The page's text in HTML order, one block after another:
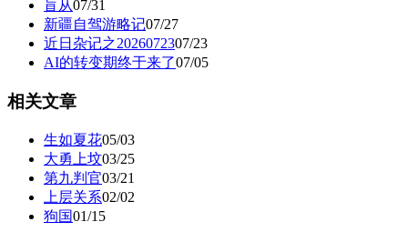
盲从07/31
新疆自驾游略记07/27
近日杂记之2026072307/23
AI的转变期终于来了07/05
相关文章
生如夏花05/03
大勇上坟03/25
第九判官03/21
上层关系02/02
狗国01/15